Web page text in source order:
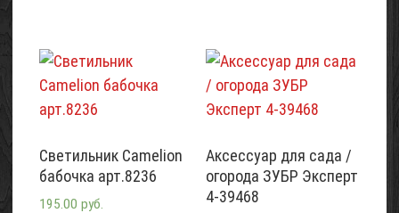
Светильник Camelion
бабочка арт.8236
195.00 руб.
Аксессуар для сада /
огорода ЗУБР Эксперт
4-39468